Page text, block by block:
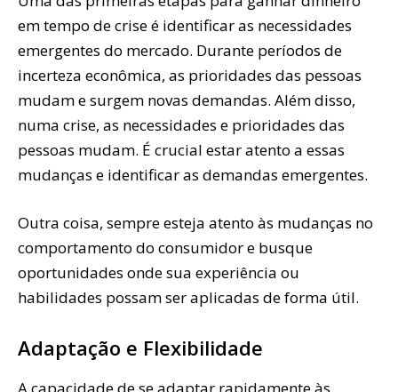
em tempo de crise é identificar as necessidades
emergentes do mercado. Durante períodos de
incerteza econômica, as prioridades das pessoas
mudam e surgem novas demandas. Além disso,
numa crise, as necessidades e prioridades das
pessoas mudam. É crucial estar atento a essas
mudanças e identificar as demandas emergentes.
Outra coisa, sempre esteja atento às mudanças no
comportamento do consumidor e busque
oportunidades onde sua experiência ou
habilidades possam ser aplicadas de forma útil.
Adaptação e Flexibilidade
A capacidade de se adaptar rapidamente às